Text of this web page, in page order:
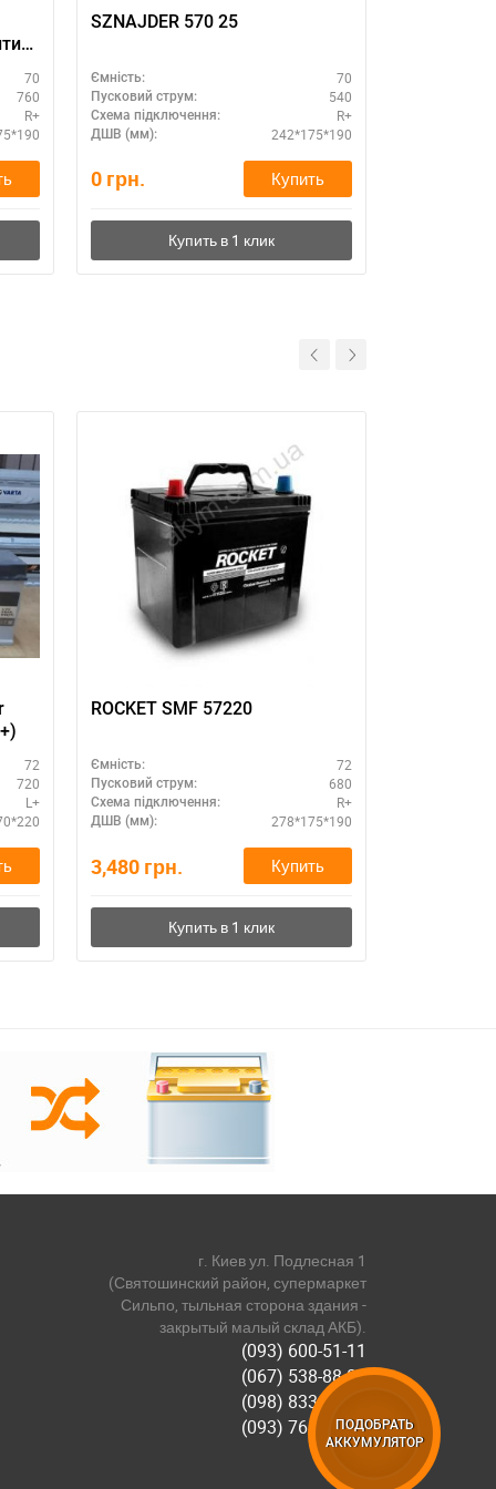
70
760
R+
SZNAJDER 570 25
Ємність: 70
Пусковий струм: 540
Схема підключення: R+
ДШВ (мм): 242*175*190
0 грн. Купить
72
720
L+
ROCKET SMF 57220
Ємність: 72
Пусковий струм: 680
Схема підключення: R+
ДШВ (мм): 278*175*190
3,480 грн. Купить
г. Киев ул. Подлесная 1
(Святошинский район, супермаркет
Сильпо, тыльная сторона здания -
закрытый малый склад АКБ).
(093) 600-51-11
(067) 538-88-81
(098) 833-44-55
(093) 768-11-61ПОДОБРАТЬ
АККУМУЛЯТОР